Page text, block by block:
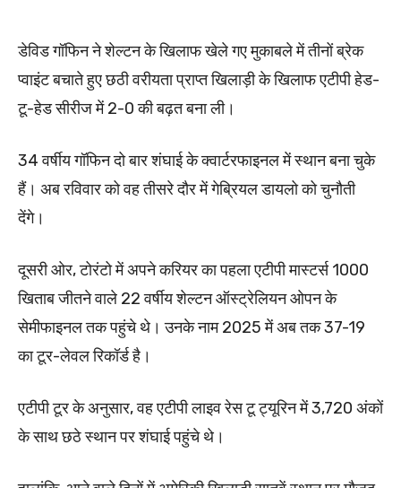
डेविड गॉफिन ने शेल्टन के खिलाफ खेले गए मुकाबले में तीनों ब्रेक
प्वाइंट बचाते हुए छठी वरीयता प्राप्त खिलाड़ी के खिलाफ एटीपी हेड-
टू-हेड सीरीज में 2-0 की बढ़त बना ली।
34 वर्षीय गॉफिन दो बार शंघाई के क्वार्टरफाइनल में स्थान बना चुके
हैं। अब रविवार को वह तीसरे दौर में गेब्रियल डायलो को चुनौती
देंगे।
दूसरी ओर, टोरंटो में अपने करियर का पहला एटीपी मास्टर्स 1000
खिताब जीतने वाले 22 वर्षीय शेल्टन ऑस्ट्रेलियन ओपन के
सेमीफाइनल तक पहुंचे थे। उनके नाम 2025 में अब तक 37-19
का टूर-लेवल रिकॉर्ड है।
एटीपी टूर के अनुसार, वह एटीपी लाइव रेस टू ट्यूरिन में 3,720 अंकों
के साथ छठे स्थान पर शंघाई पहुंचे थे।